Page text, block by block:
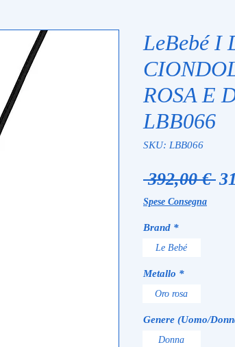
LeBebé
ROSA E
LBB066
SKU: LBB066
392,00 €
Spese Consegna
Brand *
Le Bebé
Metallo *
Oro rosa
Genere (Uomo/
Donna